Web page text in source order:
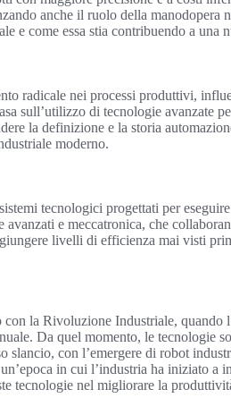
anche il ruolo della manodopera
e come essa stia contribuendo a
radicale nei processi produttivi,
sull’utilizzo di tecnologie avanzate
la definizione e la storia
moderno.
tecnologici progettati per
avanzati e meccatronica, che
livelli di efficienza mai visti
la Rivoluzione Industriale, quando
Da quel momento, le tecnologie
slancio, con l’emergere di robot
in cui l’industria ha iniziato a
tecnologie nel migliorare la